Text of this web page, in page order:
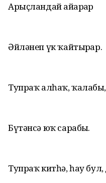
Арыҫландай айҙарҙар
Әйләнеп үк ҡайтырҙар.
Тупраҡ алһаҡ, ҡалабыҙ,
Бүтәнсә юҡ сарабыҙ.
Тупраҡ китһә, һау